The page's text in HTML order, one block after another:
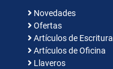
Novedades
Ofertas
Artículos de Escritura
Artículos de Oficina
Llaveros